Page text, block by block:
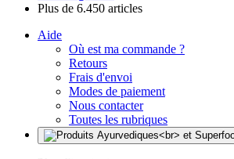
Plus de 6.450 articles
Aide
Où est ma commande ?
Retours
Frais d'envoi
Modes de paiement
Nous contacter
Toutes les rubriques